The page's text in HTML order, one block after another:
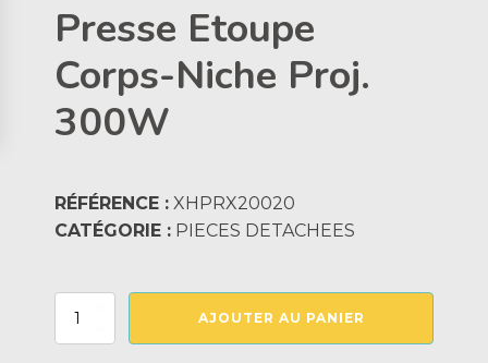
Presse Etoupe
Corps-Niche Proj.
300W
RÉFÉRENCE : XHPRX20020
CATÉGORIE : PIECES DETACHEES
quantité
AJOUTER AU PANIER